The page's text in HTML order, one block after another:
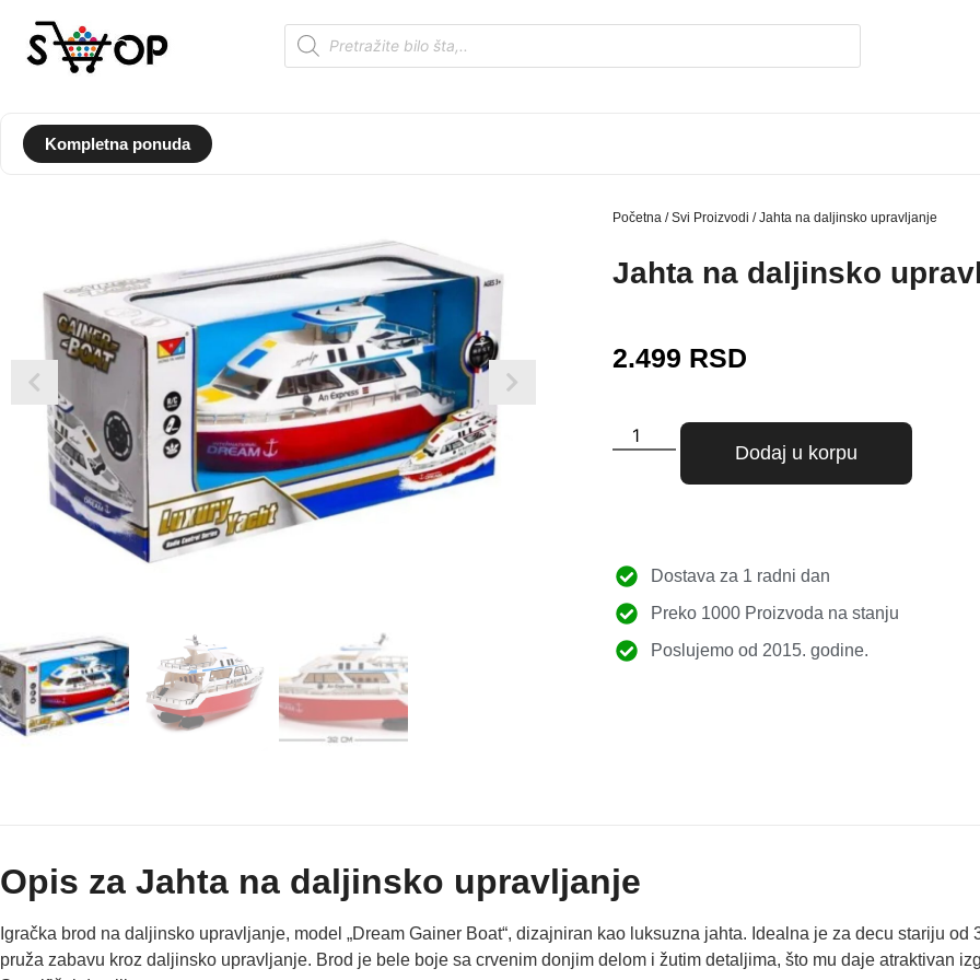
Kompletna ponuda
Početna /Svi Proizvodi / Jahta na daljinsko upravljanje
Jahta na daljinsko
2.499 RSD
Dodaj u korpu
Dostava za 1 radni dan
Preko 1000 Proizvoda na stanju
Poslujemo od 2015. godine.
Opis za Jahta na daljinsko upravljanje
Igračka brod na daljinsko upravljanje, model „Dream Gainer Boat“, dizajniran kao luksuzna jahta. Idealna je za decu stariju od
pruža zabavu kroz daljinsko upravljanje. Brod je bele boje sa crvenim donjim delom i žutim detaljima, što mu daje atraktivan